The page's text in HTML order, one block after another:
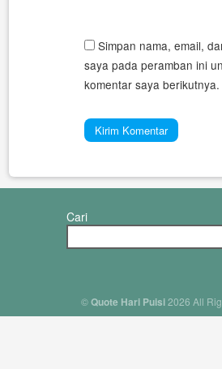
Simpan nama, email,
saya pada peramban ini
komentar saya berikutnya.
Cari
©Quote Hari Puisi2026 All